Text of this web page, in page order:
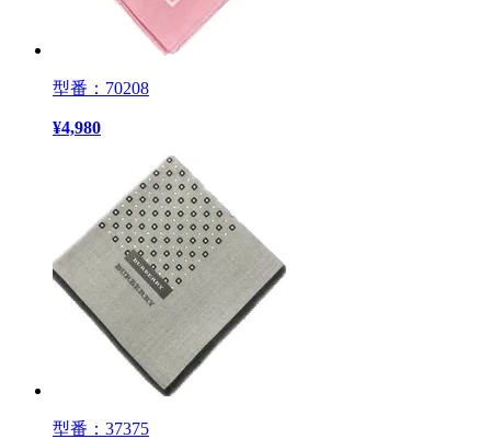
型番：70208
¥4,980
型番：37375